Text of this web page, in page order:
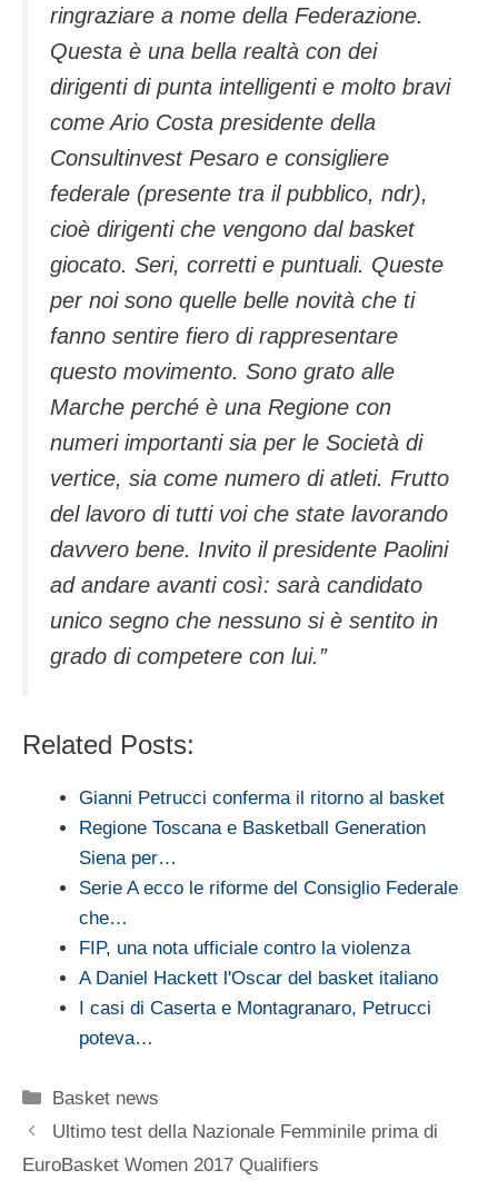
ringraziare a nome della Federazione.
Questa è una bella realtà con dei
dirigenti di punta intelligenti e molto bravi
come Ario Costa presidente della
Consultinvest Pesaro e consigliere
federale (presente tra il pubblico, ndr),
cioè dirigenti che vengono dal basket
giocato. Seri, corretti e puntuali. Queste
per noi sono quelle belle novità che ti
fanno sentire fiero di rappresentare
questo movimento. Sono grato alle
Marche perché è una Regione con
numeri importanti sia per le Società di
vertice, sia come numero di atleti. Frutto
del lavoro di tutti voi che state lavorando
davvero bene. Invito il presidente Paolini
ad andare avanti così: sarà candidato
unico segno che nessuno si è sentito in
grado di competere con lui.”
Related Posts:
Gianni Petrucci conferma il ritorno al basket
Regione Toscana e Basketball Generation
Siena per…
Serie A ecco le riforme del Consiglio Federale
che…
FIP, una nota ufficiale contro la violenza
A Daniel Hackett l'Oscar del basket italiano
I casi di Caserta e Montagranaro, Petrucci
poteva…
Categorie
Basket news
Ultimo test della Nazionale Femminile prima di
EuroBasket Women 2017 Qualifiers